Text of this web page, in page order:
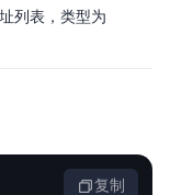
列表，类型为
复制